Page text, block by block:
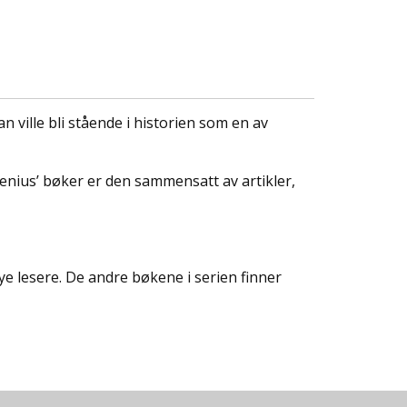
ville bli stående i historien som en av
bøker er den sammensatt av artikler,
lesere. De andre bøkene i serien finner